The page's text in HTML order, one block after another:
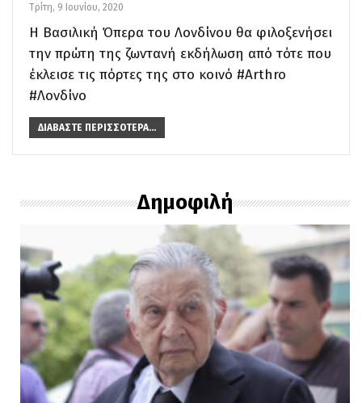
Τρίτη, 9 Ιουνίου, 2020
Η Βασιλική Όπερα του Λονδίνου θα φιλοξενήσει
την πρώτη της ζωντανή εκδήλωση από τότε που
έκλεισε τις πόρτες της στο κοινό #Arthro
#Λονδίνο
ΔΙΑΒΆΣΤΕ ΠΕΡΙΣΣΌΤΕΡΑ...
Δημοφιλή